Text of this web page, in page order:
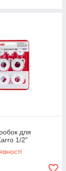
для
1/2"